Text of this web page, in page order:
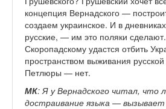
концепция Вернадского —
создаем украинское. И в
русские, — им это поляки
Скоропадскому удастся отбить
пространством выживания
Петлюры — нет.
МК: Я у Вернадского читал,
достраивание языка — вызывает